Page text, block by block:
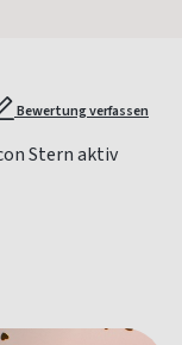
Bewertung verfassen